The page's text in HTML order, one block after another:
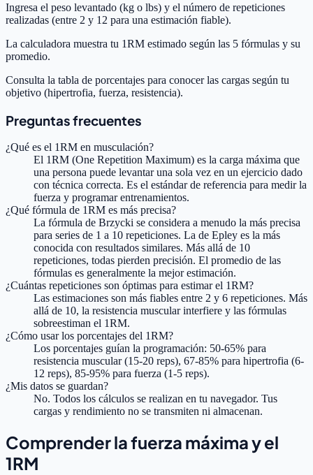
Ingresa el peso levantado (kg o lbs) y el número de repeticiones
realizadas (entre 2 y 12 para una estimación fiable).
La calculadora muestra tu 1RM estimado según las 5 fórmulas y su
promedio.
Consulta la tabla de porcentajes para conocer las cargas según tu
objetivo (hipertrofia, fuerza, resistencia).
Preguntas frecuentes
¿Qué es el 1RM en musculación?
El 1RM (One Repetition Maximum) es la carga máxima que
una persona puede levantar una sola vez en un ejercicio dado
con técnica correcta. Es el estándar de referencia para medir la
fuerza y programar entrenamientos.
¿Qué fórmula de 1RM es más precisa?
La fórmula de Brzycki se considera a menudo la más precisa
para series de 1 a 10 repeticiones. La de Epley es la más
conocida con resultados similares. Más allá de 10
repeticiones, todas pierden precisión. El promedio de las
fórmulas es generalmente la mejor estimación.
¿Cuántas repeticiones son óptimas para estimar el 1RM?
Las estimaciones son más fiables entre 2 y 6 repeticiones. Más
allá de 10, la resistencia muscular interfiere y las fórmulas
sobreestiman el 1RM.
¿Cómo usar los porcentajes del 1RM?
Los porcentajes guían la programación: 50-65% para
resistencia muscular (15-20 reps), 67-85% para hipertrofia (6-
12 reps), 85-95% para fuerza (1-5 reps).
¿Mis datos se guardan?
No. Todos los cálculos se realizan en tu navegador. Tus
cargas y rendimiento no se transmiten ni almacenan.
Comprender la fuerza máxima y el
1RM